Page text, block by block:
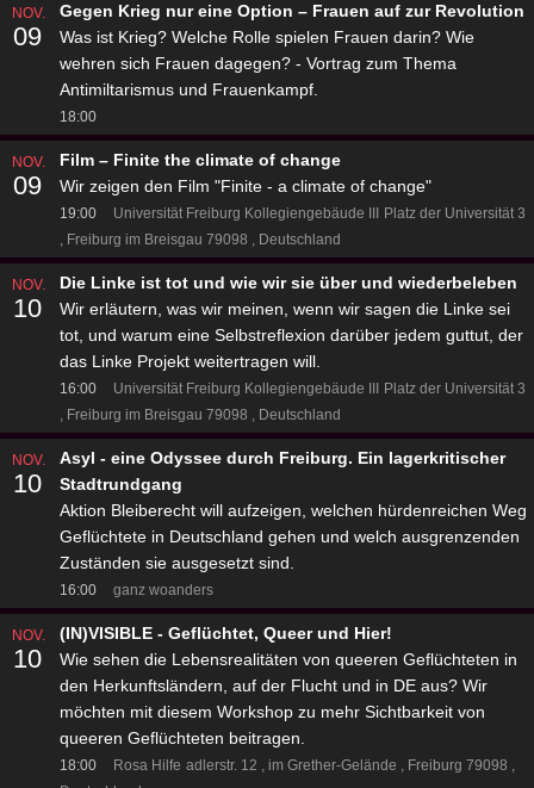
NOV.
09
Gegen Krieg nur eine Option – Frauen auf zur Revolution
Was ist Krieg? Welche Rolle spielen Frauen darin? Wie
wehren sich Frauen dagegen? - Vortrag zum Thema
Antimiltarismus und Frauenkampf.
18:00
NOV.
09
Film – Finite the climate of change
Wir zeigen den Film "Finite - a climate of change"
19:00 Universität Freiburg Kollegiengebäude III
Platz der Universität 3
Freiburg im Breisgau 79098
Deutschland
NOV.
10
Die Linke ist tot und wie wir sie über und wiederbeleben
Wir erläutern, was wir meinen, wenn wir sagen die Linke sei
tot, und warum eine Selbstreflexion darüber jedem guttut, der
das Linke Projekt weitertragen will.
16:00 Universität Freiburg Kollegiengebäude III
Platz der Universität 3
Freiburg im Breisgau 79098
Deutschland
NOV.
10
Asyl - eine Odyssee durch Freiburg. Ein lagerkritischer
Stadtrundgang
Aktion Bleiberecht will aufzeigen, welchen hürdenreichen Weg
Geflüchtete in Deutschland gehen und welch ausgrenzenden
Zuständen sie ausgesetzt sind.
16:00 ganz woanders
NOV.
10
(IN)VISIBLE - Geflüchtet, Queer und Hier!
Wie sehen die Lebensrealitäten von queeren Geflüchteten in
den Herkunftsländern, auf der Flucht und in DE aus? Wir
möchten mit diesem Workshop zu mehr Sichtbarkeit von
queeren Geflüchteten beitragen.
18:00 Rosa Hilfe adlerstr. 12 im Grether-Gelände
Freiburg 79098